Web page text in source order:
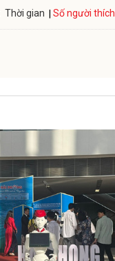
Thời gian Số người thích